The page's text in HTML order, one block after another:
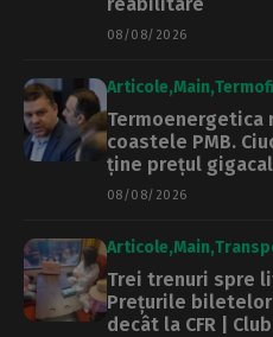
08/08/2026
Articole Main
Termoenergetica
coastele PMB.
ține prețul
08/08/2026
Articole Main
Trei trenuri spre
Prețurile biletelor
decât la CFR |